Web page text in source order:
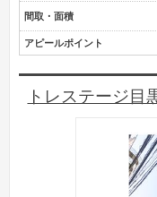
間取・面積
アピールポイント
トレステージ目